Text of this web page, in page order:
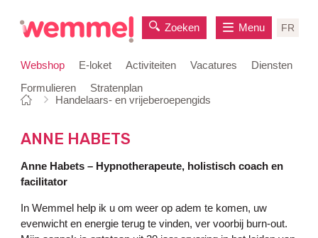
Webshop E-loket Activiteiten Vacatures
Diensten
Formulieren
Stratenplan
Zoeken FR
Menu
Je
hier:
Startpagina
Handelaars- en vrijeberoepengids
ANNE HABETS
Anne Habets – Hypnotherapeute, holistisch coach en
facilitator
In Wemmel help ik u om weer op adem te komen, uw
evenwicht en energie terug te vinden, ver voorbij burn-out.